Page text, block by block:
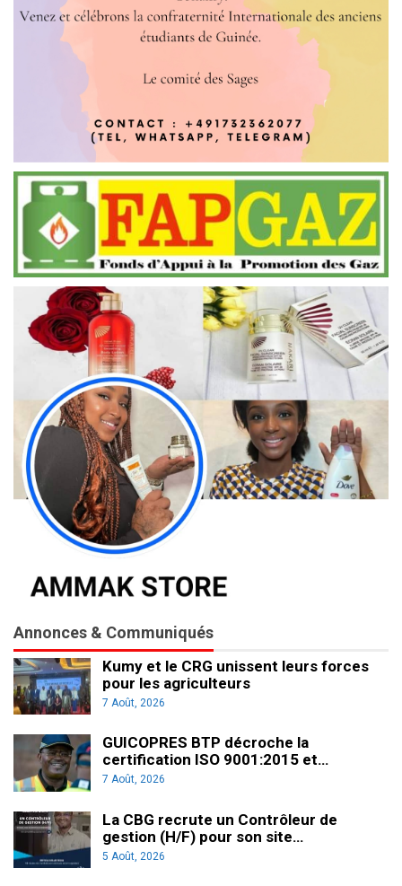
Annonces & Communiqués
Kumy et le CRG unissent leurs forces
pour les agriculteurs
7 Août, 2026
GUICOPRES BTP décroche la
certification ISO 9001:2015 et…
7 Août, 2026
La CBG recrute un Contrôleur de
gestion (H/F) pour son site…
5 Août, 2026